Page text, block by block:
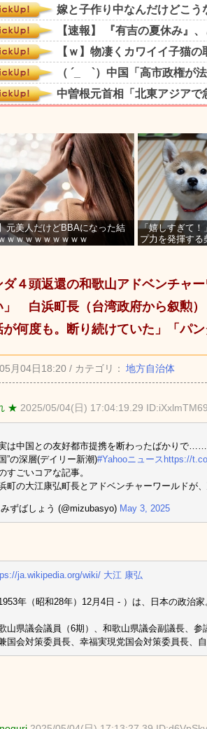
元美人だけどBBAになった結
ｗｗｗｗｗｗｗｗｗ
「嬉しすぎて！
プ力を発揮する
ダ４頭返還の和歌山アドベンチャ
」 白浜町長（台湾政府から叙勲
が何度も。断り続けていた」「パン
月04日18:20 / カテゴリ： 地方自治体
★ 2025/05/04(日) 17:04:19.29 ID:iXxlmTM69
実は中国との友好都市提携を断わったばかりで
”の深層(デイリー新潮)#Yahooニュース https://
すごいコアな記事。
町の大江康弘町長とアドベンチャーワールドが
ずばしょう (@mizubasyo) May 3, 2025
ja.wikipedia.org/wiki/ 大江 康弘
1953年（昭和28年）12月4日 ‐ ）は、日本の政治
山県議会議員（6期）、和歌山県議会副議長、
国会対策委員長、幸福実現党国会対策委員長、